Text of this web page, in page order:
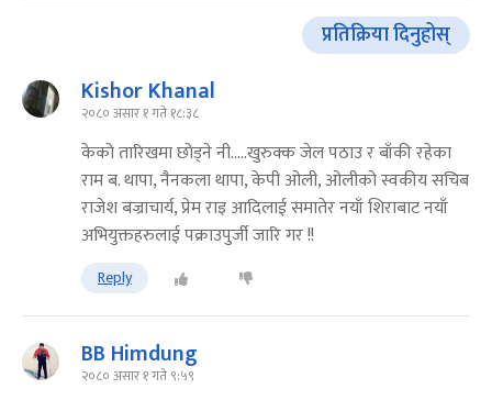
प्रतिक्रिया दिनुहोस्
Kishor Khanal
२०८० असार १ गते १८:३८
केको तारिखमा छोड्ने नी.....खुरुक्क जेल पठाउ र बाँकी रहेका
राम ब. थापा, नैनकला थापा, केपी ओली, ओलीको स्वकीय सचिब
राजेश बज्राचार्य, प्रेम राइ आदिलाई समातेर नयाँ शिराबाट नयाँ
अभियुक्तहरुलाई पक्राउपुर्जी जारि गर !!
Reply
BB Himdung
२०८० असार १ गते ९:५९